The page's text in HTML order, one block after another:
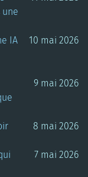
une
IA
10 mai 2026
9 mai 2026
8 mai 2026
7 mai 2026